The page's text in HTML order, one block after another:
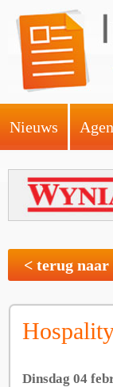
Nieuws
< terug
Dinsdag 04